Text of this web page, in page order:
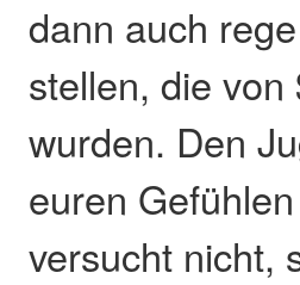
dann auch
stellen, die
wurden. Den
euren
versucht nicht,